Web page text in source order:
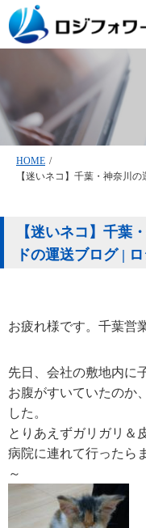
HOME /
【迷いネコ】千葉・神奈川
【迷いネコ】千葉
ドの運送ブログ |
お疲れ様です。千葉営
先日、会社の敷地内に
お腹がすいていたのか
した。
とりあえずガリガリ＆
病院に連れて行ったら
～